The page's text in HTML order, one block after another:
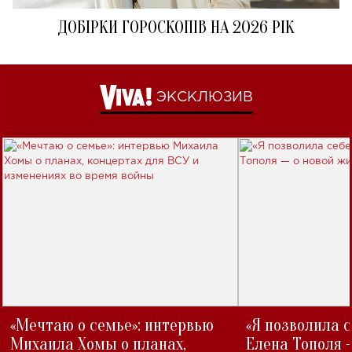
ДОБІРКИ ГОРОСКОПІВ НА 2026 РІК
ЭКСКЛЮЗИВ
«Мечтаю о семье»: интервью
Михаила Хомы о планах,
«Я позволила
Елена Тополя